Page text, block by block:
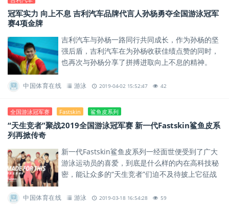
冠军实力 向上不息 吉利汽车品牌代言人孙杨勇夺全国游泳冠军
赛4项金牌
吉利汽车与孙杨一路同行共同成长，作为孙杨的坚
强后盾，吉利汽车在为孙杨收获佳绩点赞的同时，
也再次与孙杨分享了拼搏进取向上不息的精神。
中国体育在线 游泳 2019-04-02 15:52:47 42
全国游泳冠军赛 Fastskin 鲨鱼皮系列
“天生竞者”聚战2019全国游泳冠军赛 新一代Fastskin鲨鱼皮系
列再掀传奇
新一代Fastskin鲨鱼皮系列一经面世便受到了广大
游泳运动员的喜爱，到底是什么样的内在高科技秘
密，能让众多的“天生竞者”们迫不及待披上它征战
中国体育在线 游泳 2019-03-18 16:54:28 59